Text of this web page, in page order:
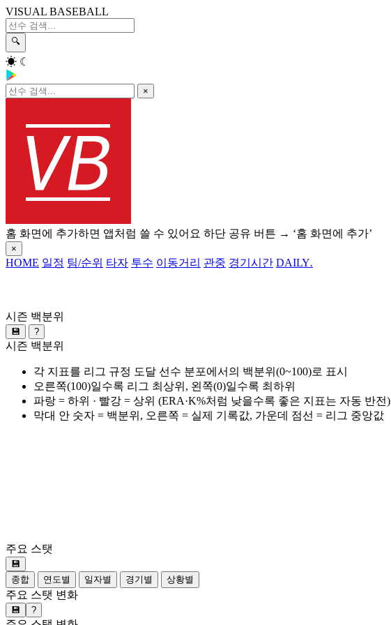
VISUAL BASEBALL
🔍
☀ ☾
×
홈 화면에 추가하면 앱처럼 쓸 수 있어요 하단 공유 버튼 → ‘홈 화면에 추가’
×
HOME 일정 팀/순위 타자 투수 이동거리 관중 경기시간 DAILY.
시즌 백분위
💾 ?
시즌 백분위
각 지표를 리그 규정 도달 선수 분포에서의 백분위(0~100)로 표시
오른쪽(100)일수록 리그 최상위, 왼쪽(0)일수록 최하위
파랑 = 하위 · 빨강 = 상위 (ERA·K%처럼 낮을수록 좋은 지표는 자동 반전)
막대 안 숫자 = 백분위, 오른쪽 = 실제 기록값, 가운데 점선 = 리그 중앙값
주요 스탯
💾
종합
연도별 일자별 경기별 상황별
주요 스탯 변화
💾 ?